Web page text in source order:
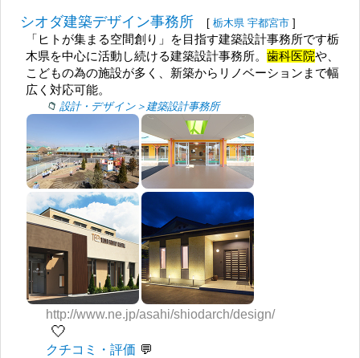
シオダ建築デザイン事務所 [ 栃木県 宇都宮市 ]
「ヒトが集まる空間創り」を目指す建築設計事務所です栃
木県を中心に活動し続ける建築設計事務所。歯科医院や、
こどもの為の施設が多く、新築からリノベーションまで幅
広く対応可能。
設計・デザイン＞建築設計事務所
http://www.ne.jp/asahi/shiodarch/design/
🤍
クチコミ・評価